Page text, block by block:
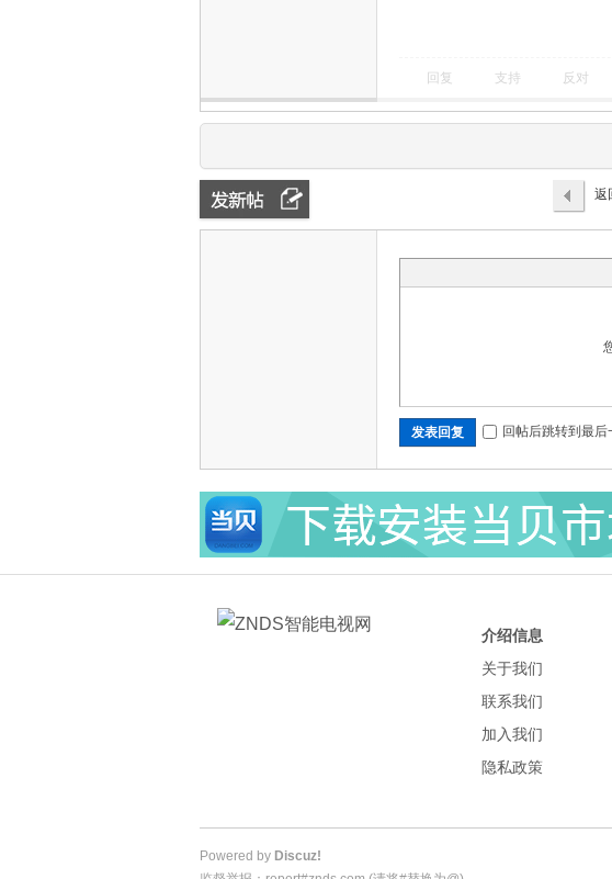
回复 支持 反对
返
发表回复 回帖后跳转到最后
介绍信息
关于我们
联系我们
加入我们
隐私政策
Powered by Discuz!